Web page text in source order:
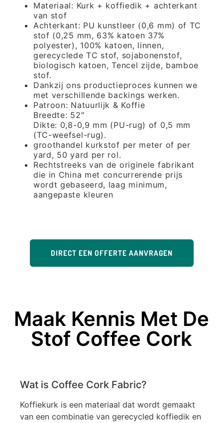
Materiaal: Kurk + koffiedik + achterkant
van stof
Achterkant: PU kunstleer (0,6 mm) of TC
stof (0,25 mm, 63% katoen 37%
polyester), 100% katoen, linnen,
gerecyclede TC stof, sojabonenstof,
biologisch katoen, Tencel zijde, bamboe
stof.
Dankzij ons productieproces kunnen we
met verschillende backings werken.
Patroon: Natuurlijk & Koffie
Breedte: 52″
Dikte: 0,8-0,9 mm (PU-rug) of 0,5 mm
(TC-weefsel-rug).
groothandel kurkstof per meter of per
yard, 50 yard per rol.
Rechtstreeks van de originele fabrikant
die in China met concurrerende prijs
wordt gebaseerd, laag minimum,
aangepaste kleuren
DIRECT EEN OFFERTE AANVRAGEN
Maak Kennis Met De
Stof Coffee Cork
Wat is Coffee Cork Fabric?
Koffiekurk is een materiaal dat wordt gemaakt
van een combinatie van gerecycled koffiedik en